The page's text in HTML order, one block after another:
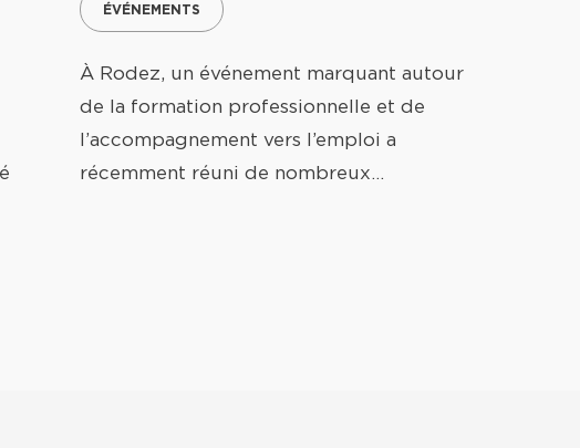
ÉVÉNEMENTS
À Rodez, un événement marquant autour
de la formation professionnelle et de
l’accompagnement vers l’emploi a
récemment réuni de nombreux…